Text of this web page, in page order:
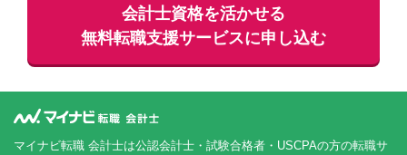
会計士資格を活かせる
無料転職支援サービスに申し込む
マイナビ転職 会計士は公認会計士・試験合格者・USCPAの方の転職サ